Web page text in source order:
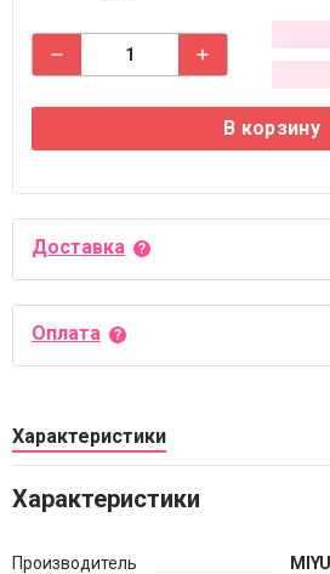
В корзину
Доставка
Оплата
Характеристики
Характеристики
Производитель